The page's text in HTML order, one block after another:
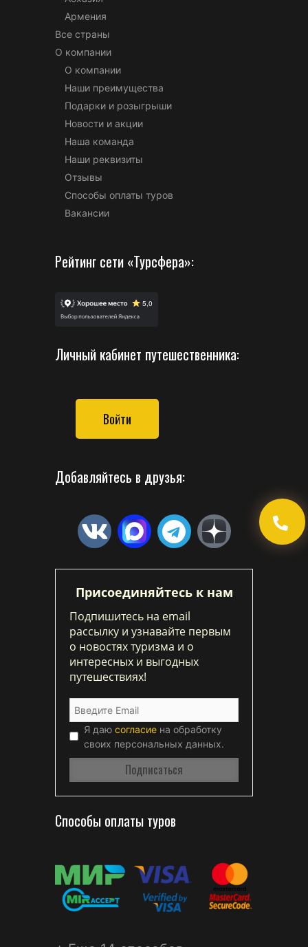
Армения
Все страны
О компании
О компании
Наши преимущества
Подарки и розыгрыши
Новости и акции
Наша команда
Наши реквизиты
Отзывы
Способы оплаты туров
Вакансии
Рейтинг сети «Турсфера»:
Личный кабинет путешественника:
Войти
Добавляйтесь в друзья:
Присоединяйтесь к нам
Подпишитесь на email
рассылку и узнавайте первым
о новостях туризма и о
интересных и выгодных
путешествиях!
Я даю согласие на обработку
своих персональных данных.
Способы оплаты туров